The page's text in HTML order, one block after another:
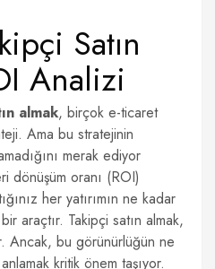
Satın
Analizi
almak, birçok e-ticaret
Ama bu stratejinin
merak ediyor
dönüşüm oranı (ROI)
her yatırımın ne kadar
araçtır. Takipçi satın almak,
Ancak, bu görünürlüğün ne
kritik önem taşıyor.